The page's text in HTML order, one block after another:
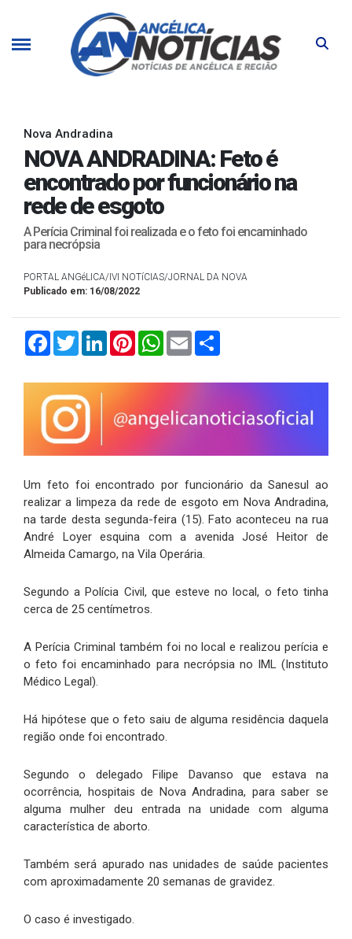
Nova Andradina
NOVA ANDRADINA: Feto é
encontrado por funcionário na
rede de esgoto
A Perícia Criminal foi realizada e o feto foi encaminhado
para necrópsia
PORTAL ANGéLICA/IVI NOTíCIAS/JORNAL DA NOVA
Publicado em: 16/08/2022
FacebookTwitterLinkedInPinterestWhatsApp
Email
Um feto foi encontrado por funcionário da Sanesul ao
realizar a limpeza da rede de esgoto em Nova Andradina,
na tarde desta segunda-feira (15). Fato aconteceu na rua
André Loyer esquina com a avenida José Heitor de
Almeida Camargo, na Vila Operária.
Segundo a Polícia Civil, que esteve no local, o feto tinha
cerca de 25 centímetros.
A Perícia Criminal também foi no local e realizou perícia e
o feto foi encaminhado para necrópsia no IML (Instituto
Médico Legal).
Há hipótese que o feto saiu de alguma residência daquela
região onde foi encontrado.
Segundo o delegado Filipe Davanso que estava na
ocorrência, hospitais de Nova Andradina, para saber se
alguma mulher deu entrada na unidade com alguma
característica de aborto.
Também será apurado nas unidades de saúde pacientes
com aproximadamente 20 semanas de gravidez.
O caso é investigado.